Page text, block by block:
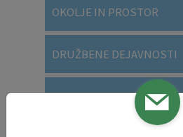
OKOLJE IN PROSTOR
DRUŽBENE DEJAVNOSTI
SOCIALNE DEJAVNOSTI